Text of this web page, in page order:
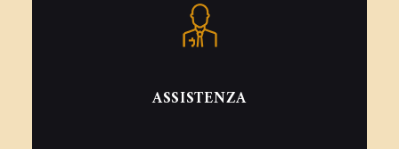
ASSISTENZA